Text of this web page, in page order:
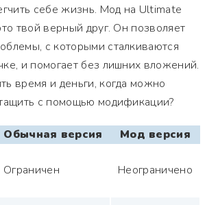
себе жизнь. Мод на Ultimate
твой верный друг. Он позволяет
с которыми сталкиваются
и помогает без лишних вложений.
время и деньги, когда можно
с помощью модификации?
Обычная версия
Мод версия
Ограничен Неограничено